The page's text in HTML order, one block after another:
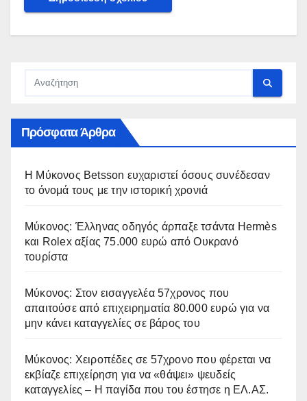
Πρόσφατα Άρθρα
Η Μύκονος Betsson ευχαριστεί όσους συνέδεσαν
το όνομά τους με την ιστορική χρονιά
Μύκονος: Έλληνας οδηγός άρπαξε τσάντα Hermès
και Rolex αξίας 75.000 ευρώ από Ουκρανό
τουρίστα
Μύκονος: Στον εισαγγελέα 57χρονος που
απαιτούσε από επιχειρηματία 80.000 ευρώ για να
μην κάνει καταγγελίες σε βάρος του
Μύκονος: Χειροπέδες σε 57χρονο που φέρεται να
εκβίαζε επιχείρηση για να «θάψει» ψευδείς
καταγγελίες – Η παγίδα που του έστησε η ΕΛ.ΑΣ.